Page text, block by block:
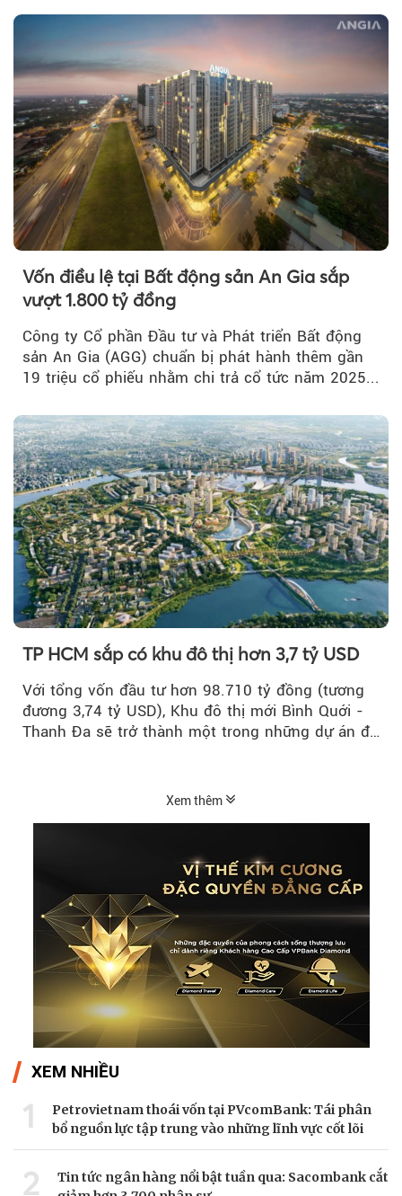
Vốn điều lệ tại Bất động sản An Gia sắp
vượt 1.800 tỷ đồng
Công ty Cổ phần Đầu tư và Phát triển Bất động
sản An Gia (AGG) chuẩn bị phát hành thêm gần
19 triệu cổ phiếu nhằm chi trả cổ tức năm 2025...
TP HCM sắp có khu đô thị hơn 3,7 tỷ USD
Với tổng vốn đầu tư hơn 98.710 tỷ đồng (tương
đương 3,74 tỷ USD), Khu đô thị mới Bình Quới -
Thanh Đa sẽ trở thành một trong những dự án đô
Xem thêm
XEM NHIỀU
1
Petrovietnam thoái vốn tại PVcomBank: Tái phân
bổ nguồn lực tập trung vào những lĩnh vực cốt lõi
2
Tin tức ngân hàng nổi bật tuần qua: Sacombank cắt